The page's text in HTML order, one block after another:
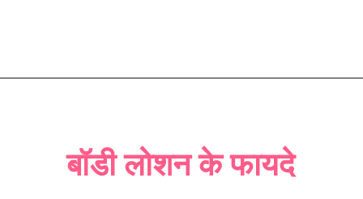
बॉडी लोशन के फायदे